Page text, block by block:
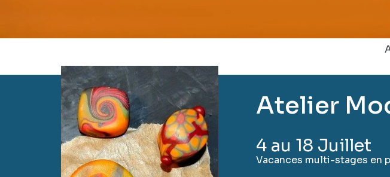
Atelier
4 au 18 Juillet
Vacances multi-stages en